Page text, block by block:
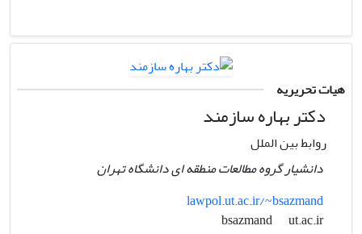
هیات تحریریه
دکتر بهاره سازمند
روابط بین الملل
دانشیار گروه مطالعات منطقه ای دانشگاه تهران
lawpol.ut.ac.ir/~bsazmand
bsazmand
ut.ac.ir